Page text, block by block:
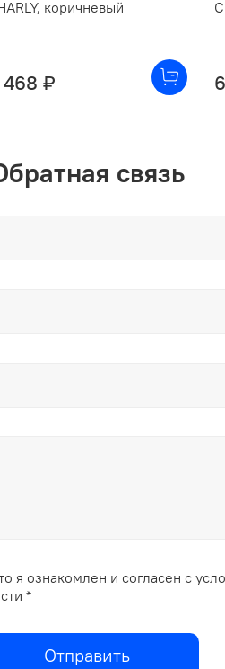
коричневый
₽
связь
я ознакомлен и согласен с
*
Отправить